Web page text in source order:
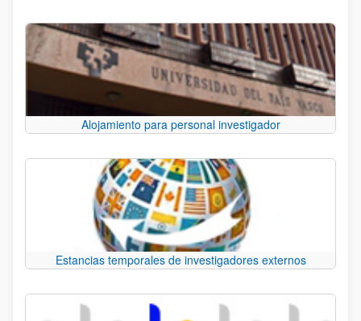
Alojamiento para personal investigador
Estancias temporales de investigadores externos